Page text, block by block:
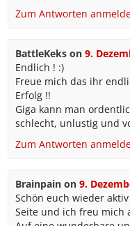
Zum Antworten
BattleKekson 9.
Endlich ! :)
Freue mich das ihr
Erfolg !!
Giga kann man
schlecht, unlustig und
Zum Antworten
Brainpainon 9.
Schön euch wieder
Seite und ich freu mich